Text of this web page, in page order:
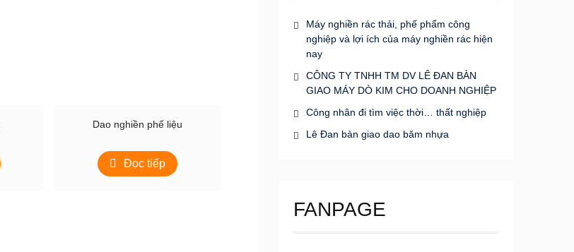
Dao nghiền phế liệu
Đọc tiếp
Máy nghiền rác thải, phế phẩm công
nghiệp và lợi ích của máy nghiền rác hiện
nay
CÔNG TY TNHH TM DV LÊ ĐAN BÀN
GIAO MÁY DÒ KIM CHO DOANH NGHIỆP
Công nhân đi tìm việc thời… thất nghiệp
Lê Đan bàn giao dao băm nhựa
FANPAGE